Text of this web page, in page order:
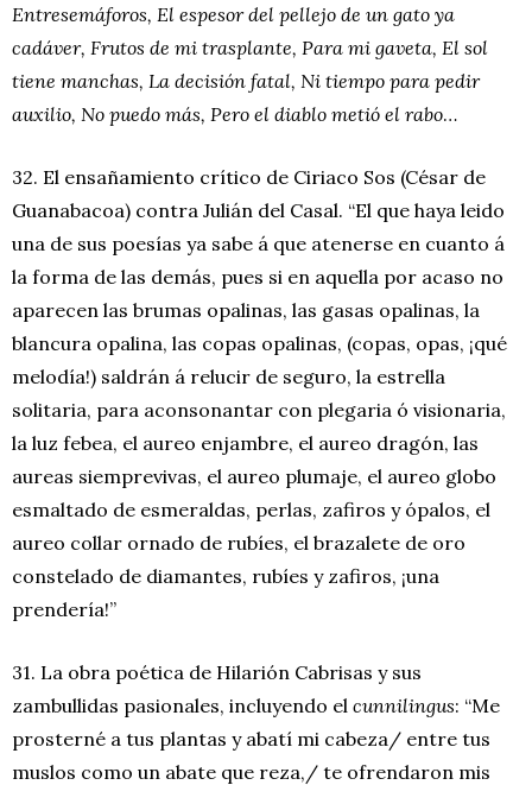
Entresemáforos, El espesor del pellejo de un gato ya
cadáver, Frutos de mi trasplante, Para mi gaveta, El sol
tiene manchas, La decisión fatal, Ni tiempo para pedir
auxilio, No puedo más, Pero el diablo metió el rabo…
32. El ensañamiento crítico de Ciriaco Sos (César de
Guanabacoa) contra Julián del Casal. “El que haya leido
una de sus poesías ya sabe á que atenerse en cuanto á
la forma de las demás, pues si en aquella por acaso no
aparecen las brumas opalinas, las gasas opalinas, la
blancura opalina, las copas opalinas, (copas, opas, ¡qué
melodía!) saldrán á relucir de seguro, la estrella
solitaria, para aconsonantar con plegaria ó visionaria,
la luz febea, el aureo enjambre, el aureo dragón, las
aureas siemprevivas, el aureo plumaje, el aureo globo
esmaltado de esmeraldas, perlas, zafiros y ópalos, el
aureo collar ornado de rubíes, el brazalete de oro
constelado de diamantes, rubíes y zafiros, ¡una
prendería!”
31. La obra poética de Hilarión Cabrisas y sus
zambullidas pasionales, incluyendo el cunnilingus: “Me
prosterné a tus plantas y abatí mi cabeza/ entre tus
muslos como un abate que reza,/ te ofrendaron mis